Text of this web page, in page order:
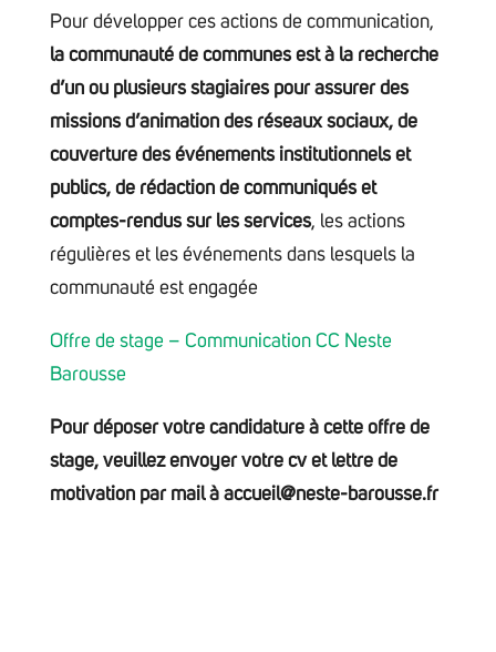
Pour développer ces actions de communication,
la communauté de communes est à la recherche
d’un ou plusieurs stagiaires pour assurer des
missions d’animation des réseaux sociaux, de
couverture des événements institutionnels et
publics, de rédaction de communiqués et
comptes-rendus sur les services, les actions
régulières et les événements dans lesquels la
communauté est engagée
Offre de stage – Communication CC Neste
Barousse
Pour déposer votre candidature à cette offre de
stage, veuillez envoyer votre cv et lettre de
motivation par mail à accueil@neste-barousse.fr